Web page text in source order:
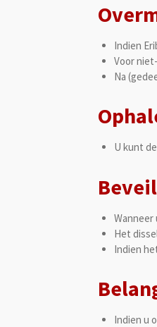
Indien
Voor
Na
U kunt
Het
Indien
Indien u